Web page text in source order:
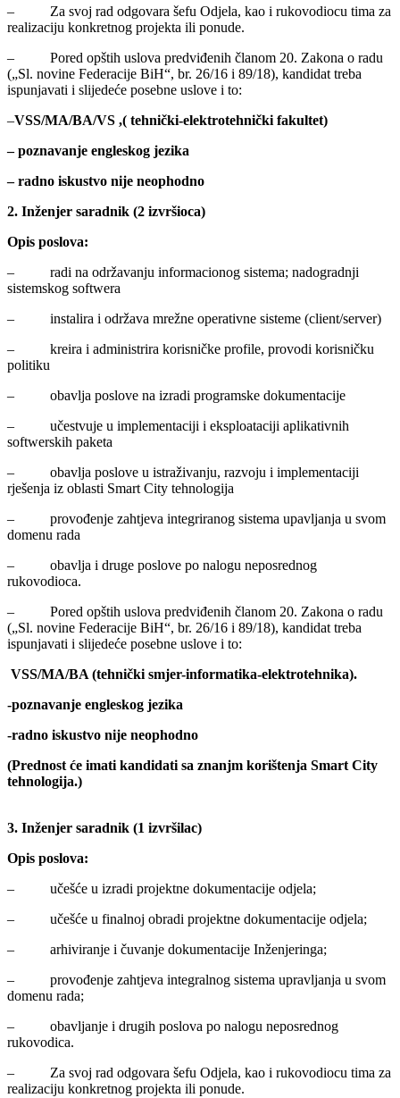
– Za svoj rad odgovara šefu Odjela, kao i rukovodiocu tima za
realizaciju konkretnog projekta ili ponude.
– Pored opštih uslova predviđenih članom 20. Zakona o radu
(„Sl. novine Federacije BiH“, br. 26/16 i 89/18), kandidat treba
ispunjavati i slijedeće posebne uslove i to:
–VSS/MA/BA/VS ,( tehnički-elektrotehnički fakultet)
– poznavanje engleskog jezika
– radno iskustvo nije neophodno
2. Inženjer saradnik (2 izvršioca)
Opis poslova:
– radi na održavanju informacionog sistema; nadogradnji
sistemskog softwera
– instalira i održava mrežne operativne sisteme (client/server)
– kreira i administrira korisničke profile, provodi korisničku
politiku
– obavlja poslove na izradi programske dokumentacije
– učestvuje u implementaciji i eksploataciji aplikativnih
softwerskih paketa
– obavlja poslove u istraživanju, razvoju i implementaciji
rješenja iz oblasti Smart City tehnologija
– provođenje zahtjeva integriranog sistema upavljanja u svom
domenu rada
– obavlja i druge poslove po nalogu neposrednog
rukovodioca.
– Pored opštih uslova predviđenih članom 20. Zakona o radu
(„Sl. novine Federacije BiH“, br. 26/16 i 89/18), kandidat treba
ispunjavati i slijedeće posebne uslove i to:
VSS/MA/BA (tehnički smjer-informatika-elektrotehnika).
-poznavanje engleskog jezika
-radno iskustvo nije neophodno
(Prednost će imati kandidati sa znanjm korištenja Smart City
tehnologija.)
3. Inženjer saradnik (1 izvršilac)
Opis poslova:
– učešće u izradi projektne dokumentacije odjela;
– učešće u finalnoj obradi projektne dokumentacije odjela;
– arhiviranje i čuvanje dokumentacije Inženjeringa;
– provođenje zahtjeva integralnog sistema upravljanja u svom
domenu rada;
– obavljanje i drugih poslova po nalogu neposrednog
rukovodica.
– Za svoj rad odgovara šefu Odjela, kao i rukovodiocu tima za
realizaciju konkretnog projekta ili ponude.